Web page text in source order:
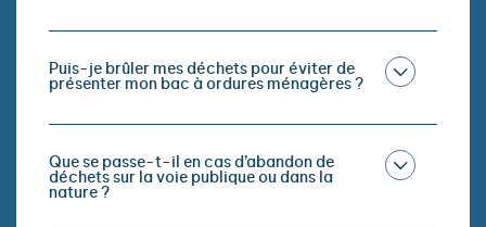
Puis-je brûler mes déchets pour éviter de
présenter mon bac à ordures ménagères ?
Que se passe-t-il en cas d’abandon de
déchets sur la voie publique ou dans la
nature ?